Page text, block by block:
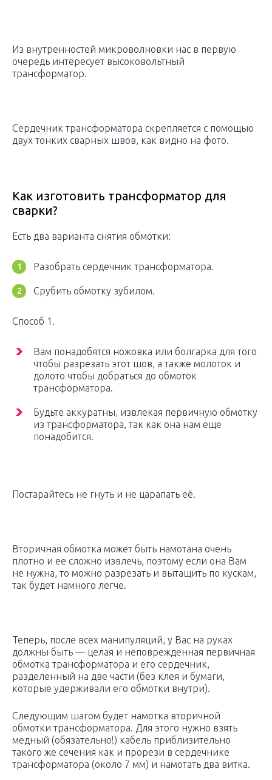
Из внутренностей микроволновки нас в первую
очередь интересует высоковольтный
трансформатор.
Сердечник трансформатора скрепляется с помощью
двух тонких сварных швов, как видно на фото.
Как изготовить трансформатор для
сварки?
Есть два варианта снятия обмотки:
Разобрать сердечник трансформатора.
Срубить обмотку зубилом.
Способ 1.
Вам понадобятся ножовка или болгарка для того
чтобы разрезать этот шов, а также молоток и
долото чтобы добраться до обмоток
трансформатора.
Будьте аккуратны, извлекая первичную обмотку
из трансформатора, так как она нам еще
понадобится.
Постарайтесь не гнуть и не царапать её.
Вторичная обмотка может быть намотана очень
плотно и ее сложно извлечь, поэтому если она Вам
не нужна, то можно разрезать и вытащить по кускам,
так будет намного легче.
Теперь, после всех манипуляций, у Вас на руках
должны быть — целая и неповрежденная первичная
обмотка трансформатора и его сердечник,
разделенный на две части (без клея и бумаги,
которые удерживали его обмотки внутри).
Следующим шагом будет намотка вторичной
обмотки трансформатора. Для этого нужно взять
медный (обязательно!) кабель приблизительно
такого же сечения как и прорези в сердечнике
трансформатора (около 7 мм) и намотать два витка.